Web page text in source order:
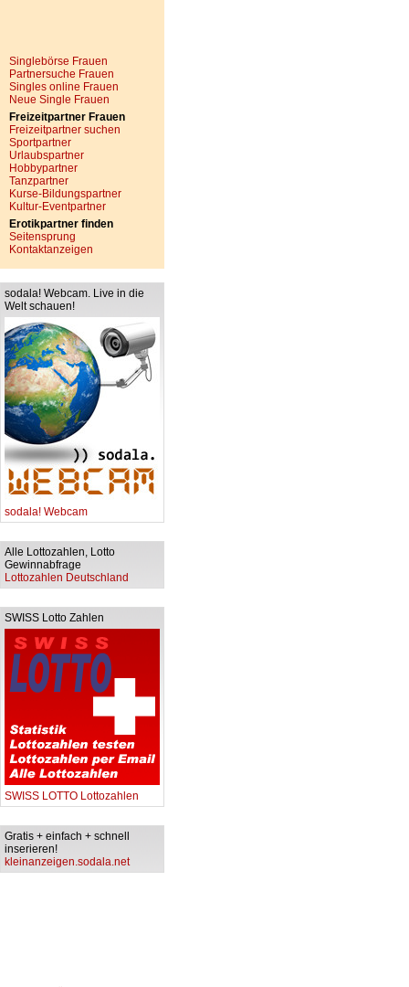
Singlebörse Frauen
Partnersuche Frauen
Singles online Frauen
Neue Single Frauen
Freizeitpartner Frauen
Freizeitpartner suchen
Sportpartner
Urlaubspartner
Hobbypartner
Tanzpartner
Kurse-Bildungspartner
Kultur-Eventpartner
Erotikpartner finden
Seitensprung
Kontaktanzeigen
sodala! Webcam. Live in die
Welt schauen!
sodala! Webcam
Alle Lottozahlen, Lotto
Gewinnabfrage
Lottozahlen Deutschland
SWISS Lotto Zahlen
SWISS LOTTO Lottozahlen
Gratis + einfach + schnell
inserieren!
kleinanzeigen.sodala.net